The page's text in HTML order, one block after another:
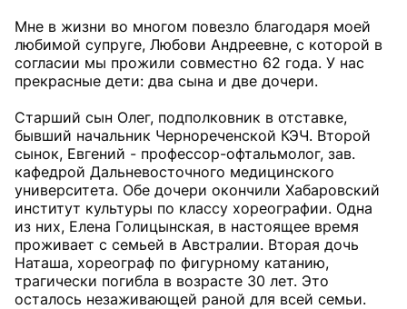
Мне в жизни во многом повезло благодаря моей
любимой супруге, Любови Андреевне, с которой в
согласии мы прожили совместно 62 года. У нас
прекрасные дети: два сына и две дочери.
Старший сын Олег, подполковник в отставке,
бывший начальник Чернореченской КЭЧ. Второй
сынок, Евгений - профессор-офтальмолог, зав.
кафедрой Дальневосточного медицинского
университета. Обе дочери окончили Хабаровский
институт культуры по классу хореографии. Одна
из них, Елена Голицынская, в настоящее время
проживает с семьей в Австралии. Вторая дочь
Наташа, хореограф по фигурному катанию,
трагически погибла в возрасте 30 лет. Это
осталось незаживающей раной для всей семьи.